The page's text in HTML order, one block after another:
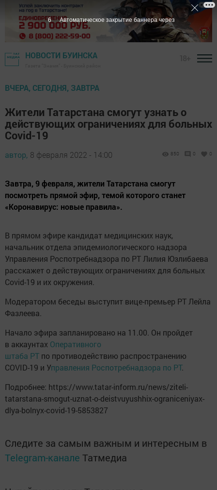
НОВОСТИ БУИНСКА
ВЧЕРА, СЕГОДНЯ, ЗАВТРА
Жители Татарстана смогут узнать о
действующих ограничениях для больных
Covid-19
автор, 8 февраля 2022 - 14:00 850 0 0
Завтра, 9 февраля, жители Татарстана смогут
посмотреть прямой эфир, темой которого станет
«Коронавирус: новые правила».
В прямом эфире кандидат медицинских наук,
начальник отдела эпидемиологического надзора
Управления Роспотребнадзора по РТ Лилия Юзлибаева
расскажет о действующих ограничениях для больных
Covid-19 и их окружения.
Модератором беседы выступит вице-премьер РТ Лейла
Фазлеева.
Начало эфира запланировано на 11.00. Он пройдет
в аккаунтах Оперативного
штаба РТ по противодействию распространению
COVID-19 и Управления Роспотребнадзора по РТ.
Подробнее: https://www.tatar-inform.ru/news/ziteli-
tatarstana-smogut-uznat-o-deistvuyushhix-ograniceniyax-
dlya-bolnyx-covid-19-5853827
Следите за самым важным и интересным в
Telegram-канале Татмедиа
5 Автоматическое закрытие баннера через